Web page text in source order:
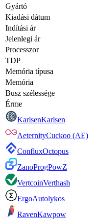
Gyártó
Kiadási dátum
Indítási ár
Jelenlegi ár
Processzor
TDP
Memória típusa
Memória
Busz szélessége
Érme
KarlsenKarlsen
AeternityCuckoo (AE)
ConfluxOctopus
ZanoProgPowZ
VertcoinVerthash
ErgoAutolykos
RavenKawpow